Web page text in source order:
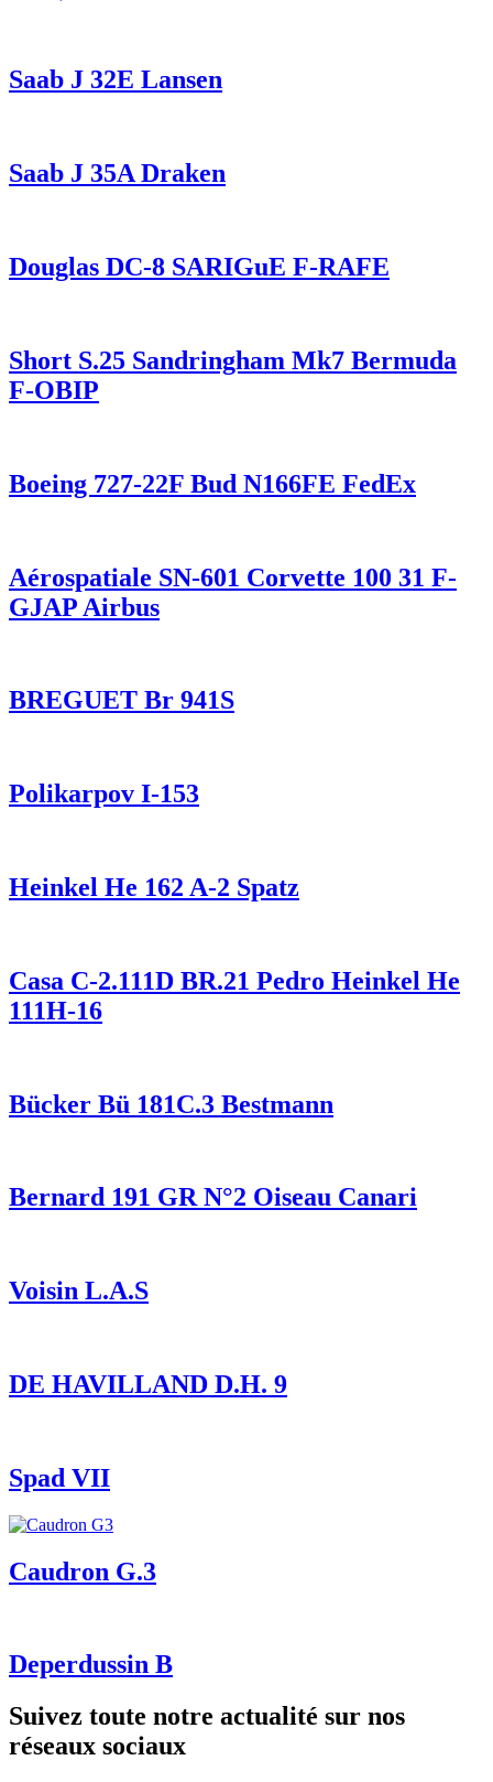
Saab J 32E Lansen
Saab J 35A Draken
Douglas DC-8 SARIGuE F-RAFE
Short S.25 Sandringham Mk7 Bermuda
F-OBIP
Boeing 727-22F Bud N166FE FedEx
Aérospatiale SN-601 Corvette 100 31 F-
GJAP Airbus
BREGUET Br 941S
Polikarpov I-153
Heinkel He 162 A-2 Spatz
Casa C-2.111D BR.21 Pedro Heinkel He
111H-16
Bücker Bü 181C.3 Bestmann
Bernard 191 GR N°2 Oiseau Canari
Voisin L.A.S
DE HAVILLAND D.H. 9
Spad VII
Caudron G.3
Deperdussin B
Suivez toute notre actualité sur nos
réseaux sociaux